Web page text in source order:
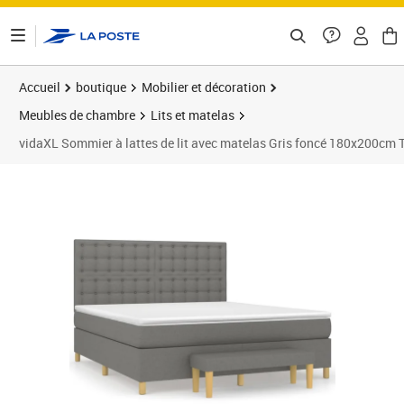
Accueil boutique
Mobilier et décoration
Meubles de chambre
Lits et matelas
vidaXL Sommier à lattes de lit avec matelas Gris foncé 180x200cm